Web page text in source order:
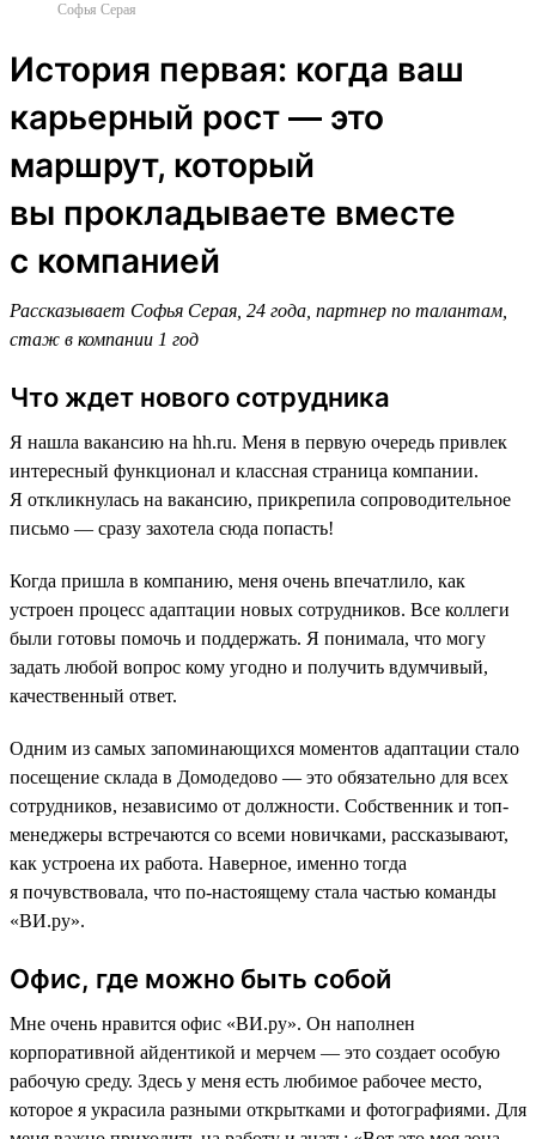
Софья Серая
История первая: когда ваш
карьерный рост — это
маршрут, который
вы прокладываете вместе
с компанией
Рассказывает Софья Серая, 24 года, партнер по талантам,
стаж в компании 1 год
Что ждет нового сотрудника
Я нашла вакансию на hh.ru. Меня в первую очередь привлек
интересный функционал и классная страница компании.
Я откликнулась на вакансию, прикрепила сопроводительное
письмо — сразу захотела сюда попасть!
Когда пришла в компанию, меня очень впечатлило, как
устроен процесс адаптации новых сотрудников. Все коллеги
были готовы помочь и поддержать. Я понимала, что могу
задать любой вопрос кому угодно и получить вдумчивый,
качественный ответ.
Одним из самых запоминающихся моментов адаптации стало
посещение склада в Домодедово — это обязательно для всех
сотрудников, независимо от должности. Собственник и топ-
менеджеры встречаются со всеми новичками, рассказывают,
как устроена их работа. Наверное, именно тогда
я почувствовала, что по-настоящему стала частью команды
«ВИ.ру».
Офис, где можно быть собой
Мне очень нравится офис «ВИ.ру». Он наполнен
корпоративной айдентикой и мерчем — это создает особую
рабочую среду. Здесь у меня есть любимое рабочее место,
которое я украсила разными открытками и фотографиями. Для